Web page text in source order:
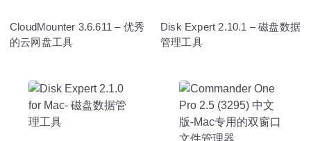
CloudMounter 3.6.611 – 优秀
的云网盘工具
Disk Expert 2.10.1 – 磁盘数据
管理工具